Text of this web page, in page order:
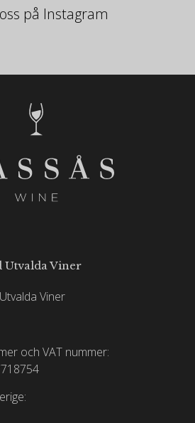
på Instagram
Utvalda Viner
Viner
och VAT nummer: